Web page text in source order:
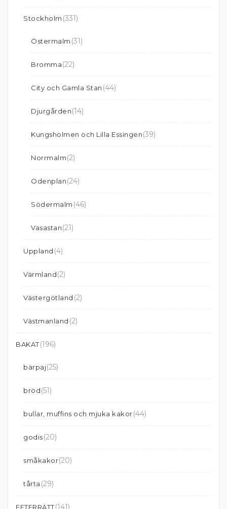
Stockholm (331)
Östermalm (31)
Bromma(22)
City och Gamla Stan (44)
Djurgården(14)
Kungsholmen och Lilla Essingen(39)
Norrmalm(2)
Odenplan(24)
Södermalm (46)
Vasastan(21)
Uppland (4)
Värmland(2)
Västergötland (2)
Västmanland (2)
BAKAT(196)
bärpaj(25)
bröd(51)
bullar, muffins och mjuka kakor(44)
godis(20)
småkakor(20)
tårta (29)
EFTERRÄTT(141)